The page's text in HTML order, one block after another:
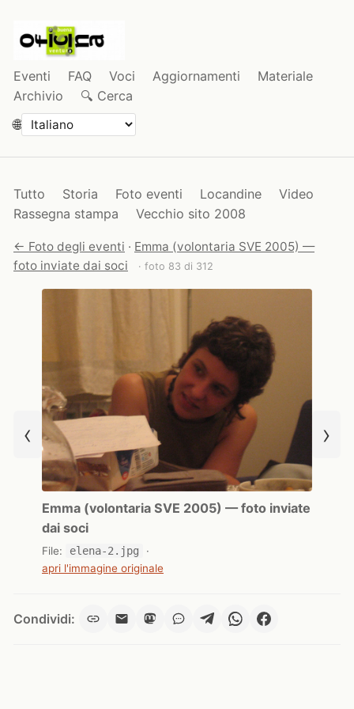
Eventi FAQ Voci Aggiornamenti
Materiale
Archivio
🔍 Cerca
🌐
Tutto Storia Foto eventi Locandine
Video
Rassegna stampa
Vecchio sito 2008
← Foto degli eventi · Emma (volontaria SVE 2005) —
foto inviate dai soci
· foto 83 di 312
‹
Emma (volontaria SVE 2005) — foto inviate
dai soci
File: elena-2.jpg
·
apri l'immagine originale
›
Condividi: